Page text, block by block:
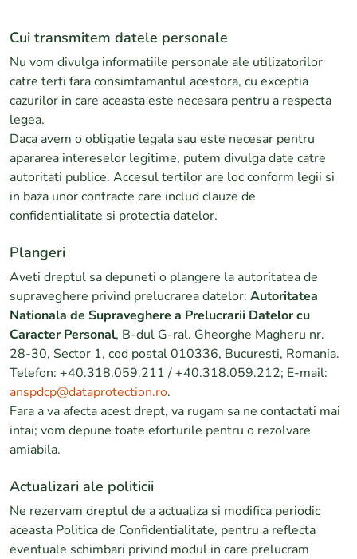
Cui transmitem datele personale
Nu vom divulga informatiile personale ale utilizatorilor
catre terti fara consimtamantul acestora, cu exceptia
cazurilor in care aceasta este necesara pentru a respecta
legea.
Daca avem o obligatie legala sau este necesar pentru
apararea intereselor legitime, putem divulga date catre
autoritati publice. Accesul tertilor are loc conform legii si
in baza unor contracte care includ clauze de
confidentialitate si protectia datelor.
Plangeri
Aveti dreptul sa depuneti o plangere la autoritatea de
supraveghere privind prelucrarea datelor: Autoritatea
Nationala de Supraveghere a Prelucrarii Datelor cu
Caracter Personal, B-dul G-ral. Gheorghe Magheru nr.
28-30, Sector 1, cod postal 010336, Bucuresti, Romania.
Telefon: +40.318.059.211 / +40.318.059.212; E-mail:
anspdcp@dataprotection.ro.
Fara a va afecta acest drept, va rugam sa ne contactati mai
intai; vom depune toate eforturile pentru o rezolvare
amiabila.
Actualizari ale politicii
Ne rezervam dreptul de a actualiza si modifica periodic
aceasta Politica de Confidentialitate, pentru a reflecta
eventuale schimbari privind modul in care prelucram